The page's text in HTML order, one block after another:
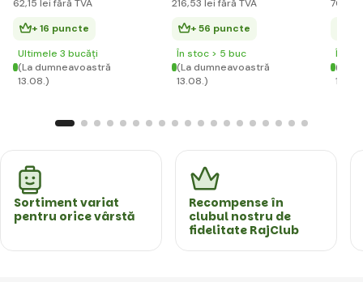
62,15 lei fără TVA
+ 16 puncte
Ultimele 3 bucăți
(La dumneavoastră
13.08.)
216,53 lei fără TVA
+ 56 puncte
În stoc > 5 buc
(La dumneavoastră
13.08.)
70
În
(La
Sortiment variat
pentru orice vârstă
Recompense în
clubul nostru de
fidelitate RajClub